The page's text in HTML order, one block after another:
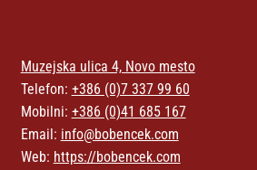
Muzejska ulica 4, Novo mesto
Telefon: +386 (0)7 337 99 60
Mobilni: +386 (0)41 685 167
Email: info@bobencek.com
Web: https://bobencek.com